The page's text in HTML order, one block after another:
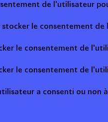
de l'utilisateur
stocker le consentement
le consentement de
le consentement de
a consenti ou non